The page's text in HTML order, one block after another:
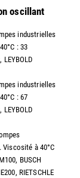
oscillant
industrielles
: 33
LEYBOLD
industrielles
: 67
LEYBOLD
à 40°C
BUSCH
RIETSCHLE